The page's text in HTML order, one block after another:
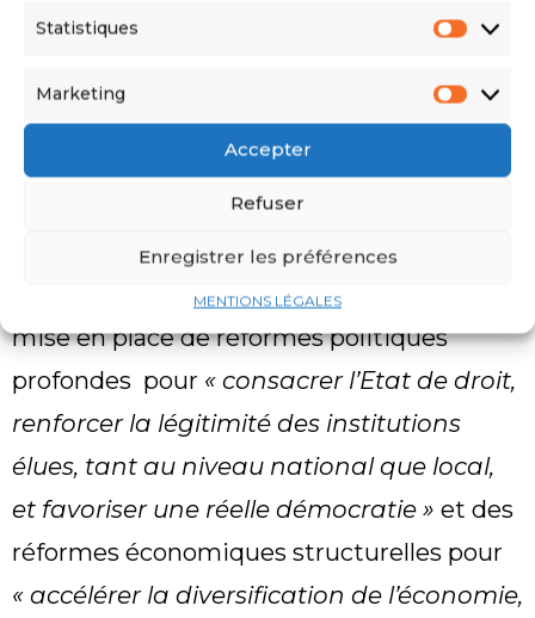
Statistiques
Marketing
Accepter
Refuser
Enregistrer les préférences
MENTIONS LÉGALES
de la société civile, à condition qu’elles
soient « respectueuses du cadre
constitutionnel et des lois de la
République »
. Des discussions
approfondies seront ainsi engagées avec
elles dans le but de trouver un cadre
politique commun qui peut garantir la
mise en place de réformes politiques
profondes pour « consacrer l’Etat de droit,
renforcer la légitimité des institutions
élues, tant au niveau national que local,
et favoriser une réelle démocratie » et des
réformes économiques structurelles pour
« accélérer la diversification de l’économie,